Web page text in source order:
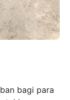
bagi para